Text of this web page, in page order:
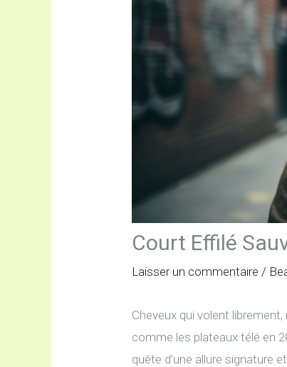
Court Effilé
Laisser un commentaire /
Cheveux qui volent
comme les plateaux télé en
quête d’une allure signature